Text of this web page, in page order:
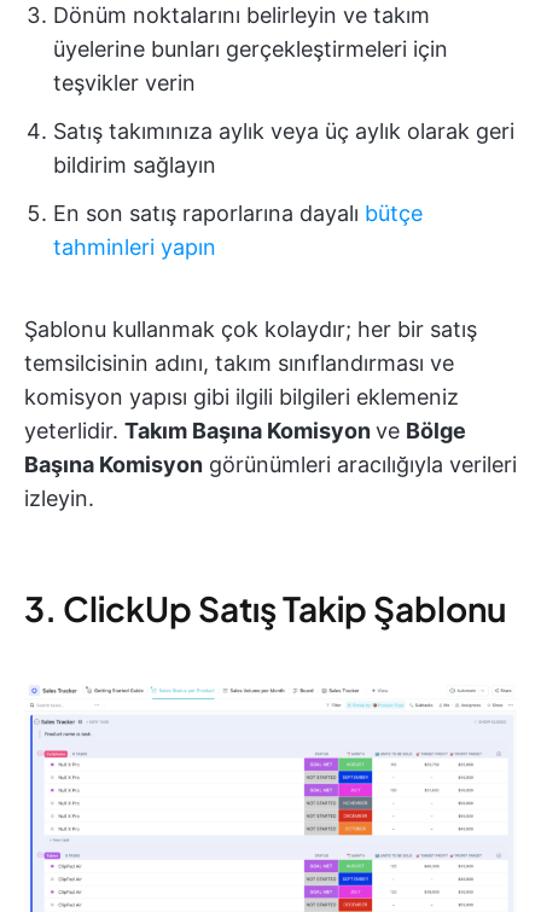
Dönüm noktalarını belirleyin ve takım
üyelerine bunları gerçekleştirmeleri için
teşvikler verin
Satış takımınıza aylık veya üç aylık olarak geri
bildirim sağlayın
En son satış raporlarına dayalı bütçe
tahminleri yapın
Şablonu kullanmak çok kolaydır; her bir satış
temsilcisinin adını, takım sınıflandırması ve
komisyon yapısı gibi ilgili bilgileri eklemeniz
yeterlidir. Takım Başına Komisyonve Bölge
Başına Komisyon görünümleri aracılığıyla verileri
izleyin.
3. ClickUp Satış Takip Şablonu